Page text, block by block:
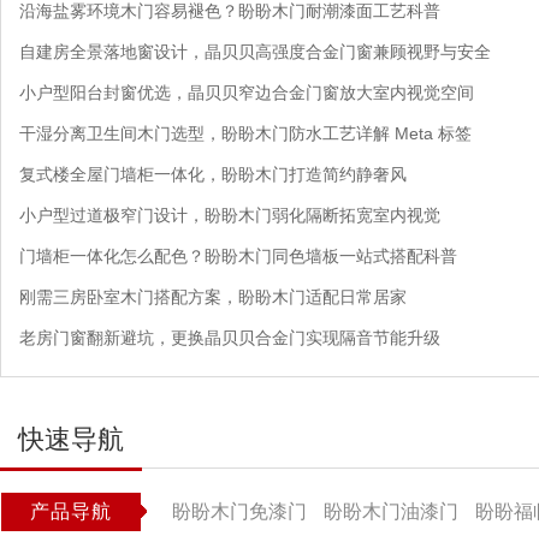
沿海盐雾环境木门容易褪色？盼盼木门耐潮漆面工艺科普
自建房全景落地窗设计，晶贝贝高强度合金门窗兼顾视野与安全
小户型阳台封窗优选，晶贝贝窄边合金门窗放大室内视觉空间
干湿分离卫生间木门选型，盼盼木门防水工艺详解 Meta 标签
复式楼全屋门墙柜一体化，盼盼木门打造简约静奢风
小户型过道极窄门设计，盼盼木门弱化隔断拓宽室内视觉
门墙柜一体化怎么配色？盼盼木门同色墙板一站式搭配科普
刚需三房卧室木门搭配方案，盼盼木门适配日常居家
老房门窗翻新避坑，更换晶贝贝合金门实现隔音节能升级
快速导航
产品导航 盼盼木门免漆门 盼盼木门油漆门 盼盼福